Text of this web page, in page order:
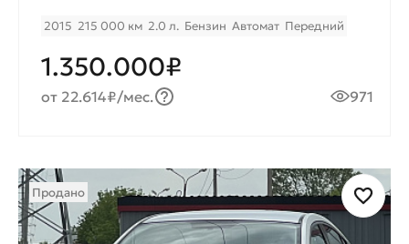
2015 215 000 км 2.0 л. Бензин Автомат Передний
1.350.000₽
от 22.614₽/мес. 971
Продано